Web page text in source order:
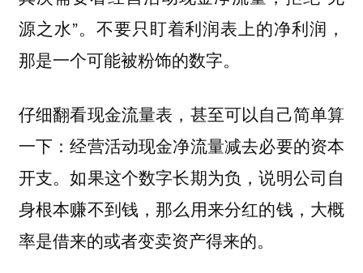
源之水”。不要只盯着利润表上的净利润，
那是一个可能被粉饰的数字。
仔细翻看现金流量表，甚至可以自己简单算
一下：经营活动现金净流量减去必要的资本
开支。如果这个数字长期为负，说明公司自
身根本赚不到钱，那么用来分红的钱，大概
率是借来的或者变卖资产得来的。